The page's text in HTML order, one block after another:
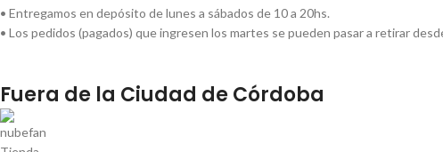
• Entregamos en depósito de lunes a sábados de 10 a 20hs.
• Los pedidos (pagados) que ingresen los martes se pueden pasar a retirar
Fuera de la Ciudad de Córdoba